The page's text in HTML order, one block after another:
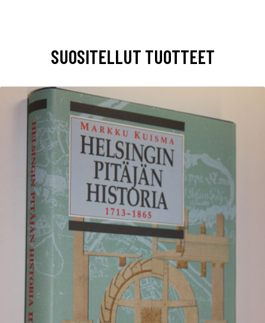
SUOSITELLUT TUOTTEET